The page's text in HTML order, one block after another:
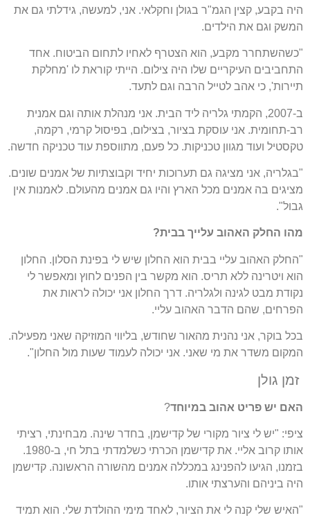
היה בקבע, קצין הגמ"ר בגולן וחקלאי. אני, למעשה, גידלתי גם את
המשק וגם את הילדים.
"כשהשתחרר מקבע, הוא הצטרף לאחיו לתחום הביטוח. אחד
התחביבים העיקריים שלו היה צילום. הייתי קוראת לו 'מחלקת
תיירות', כי אהב לטייל הרבה וגם לתעד.
ב-2007, הקמתי גלריה ליד הבית. אני מנהלת אותה וגם אמנית
רב-תחומית. אני עוסקת בציור, בצילום, בפיסול קרמי, רקמה,
טקסטיל ועוד מגוון טכניקות. כל פעם, מתווספת עוד טכניקה חדשה.
"בגלריה, אני מציגה גם תערוכות יחיד וקבוצתיות של אמנים שונים.
מציגים בה אמנים מכל הארץ והיו גם אמנים מהעולם. לאמנות אין
גבול".
מהו החלק האהוב עלייך בבית?
"החלק האהוב עליי בבית הוא החלון שיש לי בפינת הסלון. החלון
הוא ויטרינה ללא תריס. הוא מקשר בין הפנים לחוץ ומאפשר לי
נקודת מבט לגינה ולגלריה. דרך החלון אני יכולה לראות את
הפרחים, שהם הדבר האהוב עליי.
בכל בוקר, אני נהנית מהאור שחודש, בליווי המוזיקה שאני מפעילה.
המקום משדר את מי שאני. אני יכולה לעמוד שעות מול החלון".
זמן גולן
האם יש פריט אהוב במיוחד?
ציפי: "יש לי ציור מקורי של קדישמן, בחדר שינה. מבחינתי, רציתי
אותו קרוב אליי. את קדישמן הכרתי כשלמדתי בתל חי, ב-1980.
בזמנו, הגיעו להפנינג במכללה אמנים מהשורה הראשונה. קדישמן
היה ביניהם והערצתי אותו.
"האיש שלי קנה לי את הציור, לאחד מימי ההולדת שלי. הוא תמיד